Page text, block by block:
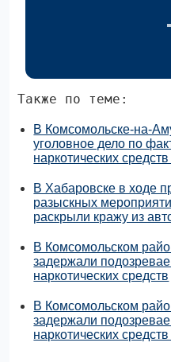
Также по теме:
В Комсомольске-на-
уголовное дело по
наркотических
В Хабаровске в ходе
разыскных
раскрыли кражу из
В Комсомольском
задержали
наркотических средств
В Комсомольском
задержали
наркотических